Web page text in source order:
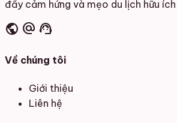
đầy cảm hứng và mẹo du lịch hữu
public alternate_email support_agent
Về chúng tôi
Giới thiệu
Liên hệ